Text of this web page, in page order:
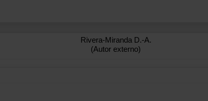
Rivera-Miranda D.-A.
(Autor externo)